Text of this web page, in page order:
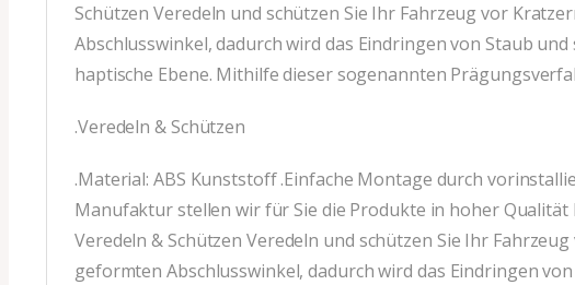
Schützen Veredeln und schützen Sie Ihr Fahrzeug vor
Abschlusswinkel, dadurch wird das Eindringen von Staub
haptische Ebene. Mithilfe dieser sogenannten
.Veredeln & Schützen
.Material: ABS Kunststoff .Einfache Montage durch
Manufaktur stellen wir für Sie die Produkte in hoher
Veredeln & Schützen Veredeln und schützen Sie Ihr
geformten Abschlusswinkel, dadurch wird das Eindringen